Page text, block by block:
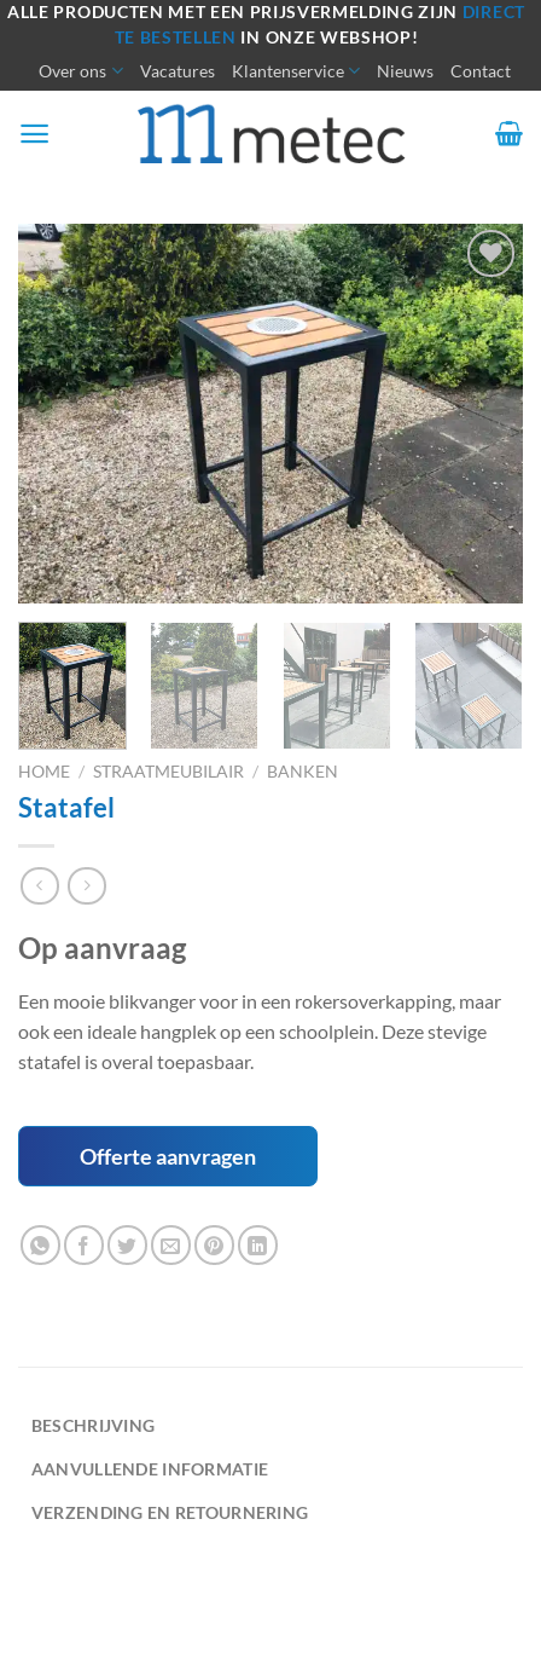
Ga
inhoud
ALLE PRODUCTEN MET EEN PRIJSVERMELDING ZIJN DIRECT
TE BESTELLEN IN ONZE WEBSHOP!
Over ons Vacatures Klantenservice Nieuws Contact
HOME / STRAATMEUBILAIR / BANKEN
Statafel
Op aanvraag
Een mooie blikvanger voor in een rokersoverkapping, maar
ook een ideale hangplek op een schoolplein. Deze stevige
statafel is overal toepasbaar.
Offerte aanvragen
BESCHRIJVING
AANVULLENDE INFORMATIE
VERZENDING EN RETOURNERING